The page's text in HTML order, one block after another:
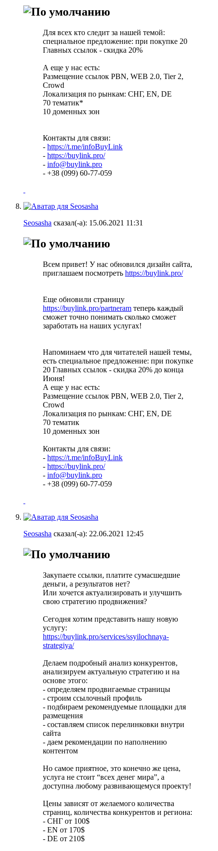
Для всех кто следит за нашей темой:
специальное предложение: при покупке 20
Главных ссылок - скидка 20%
А еще у нас есть:
Размещение ссылок PBN, WEB 2.0, Tier 2,
Crowd
Локализация по рынкам: СНГ, EN, DE
70 тематик*
10 доменных зон
Контакты для связи:
- https://t.me/infoBuyLink
- https://buylink.pro/
- info@buylink.pro
- +38 (099) 60-77-059
Seosasha сказал(-а): 15.06.2021 11:31
Всем привет! У нас обновился дизайн сайта,
приглашаем посмотреть https://buylink.pro/
Еще обновили страницу
https://buylink.pro/partneram теперь каждый
сможет точно понимать сколько сможет
заработать на наших услугах!
Напоминаем что для читателей нашей темы,
есть специальное предложение: при покупке
20 Главных ссылок - скидка 20% до конца
Июня!
А еще у нас есть:
Размещение ссылок PBN, WEB 2.0, Tier 2,
Crowd
Локализация по рынкам: СНГ, EN, DE
70 тематик
10 доменных зон
Контакты для связи:
- https://t.me/infoBuyLink
- https://buylink.pro/
- info@buylink.pro
- +38 (099) 60-77-059
Seosasha сказал(-а): 22.06.2021 12:45
Закупаете ссылки, платите сумасшедшие
деньги, а результатов нет?
Или хочется актуализировать и улучшить
свою стратегию продвижения?
Сегодня хотим представить нашу новую
услугу:
https://buylink.pro/services/ssyilochnaya-
strategiya/
Делаем подробный анализ конкурентов,
анализируем актуальную стратегию и на
основе этого:
- определяем продвигаемые страницы
- строим ссылочный профиль
- подбираем рекомендуемые площадки для
размещения
- составляем список перелинковки внутри
сайта
- даем рекомендации по наполнению
контентом
Но самое приятное, это конечно же цена,
услуга не стоит “всех денег мира”, а
доступна любому развивающемуся проекту!
Цены зависят от желаемого количества
страниц, количества конкурентов и региона:
- СНГ от 100$
- EN от 170$
- DE от 210$